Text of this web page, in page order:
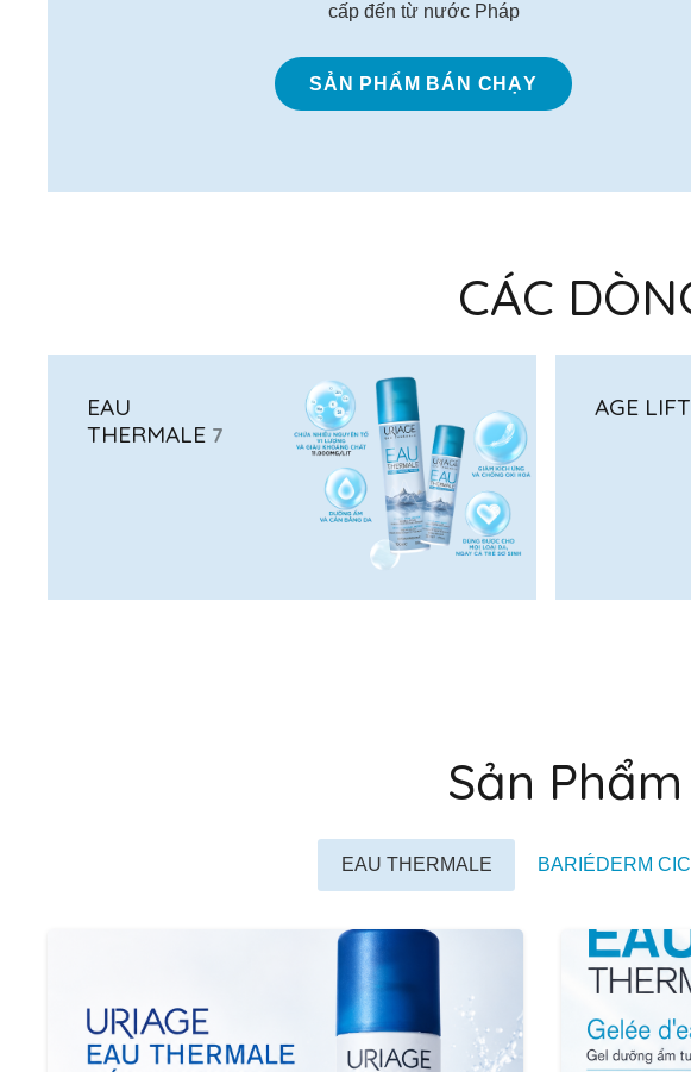
cấp đến từ nước Pháp
SẢN PHẨM BÁN CHẠY
CÁC
EAU
THERMALE 7
AGE LIFT
Sản
EAU THERMALE BARIÉDERM